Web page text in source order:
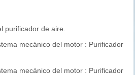
purificador de aire.
mecánico del motor : Purificador
mecánico del motor : Purificador